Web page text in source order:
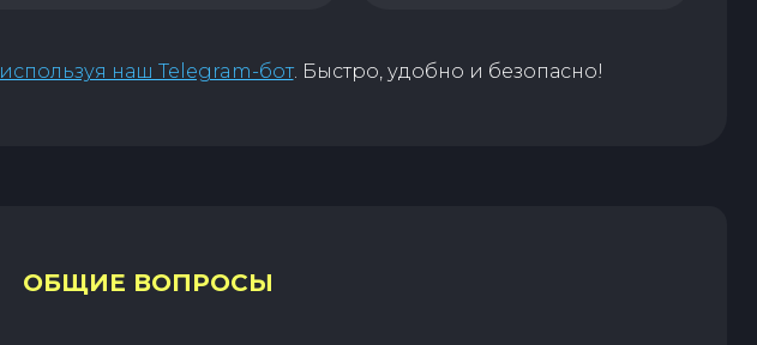
используя наш Telegram-бот. Быстро, удобно и безопасно!
ОБЩИЕ ВОПРОСЫ